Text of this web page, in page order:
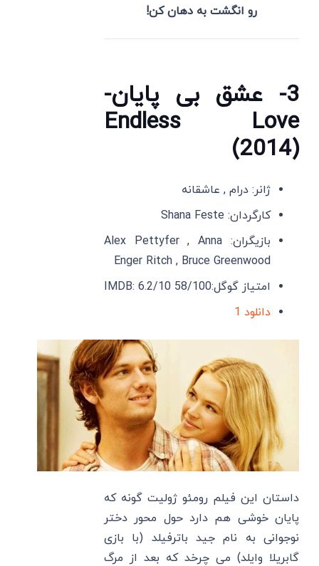
رو انگشت به دهان کن!
3- عشق بی پایان-
Endless Love
(2014)
ژانر: درام , عاشقانه
کارگردان: Shana Feste
بازیگران: Alex Pettyfer , Anna
Enger Ritch , Bruce Greenwood
امتیاز گوگل:58/100 IMDB: 6.2/10
دانلود 1
داستان این فیلم رومئو ژولیت گونه که
پایان خوشی هم دارد حول محور دختر
نوجوانی به نام جید باترفیلد (با بازی
گابریلا وایلد) می چرخد که بعد از مرگ